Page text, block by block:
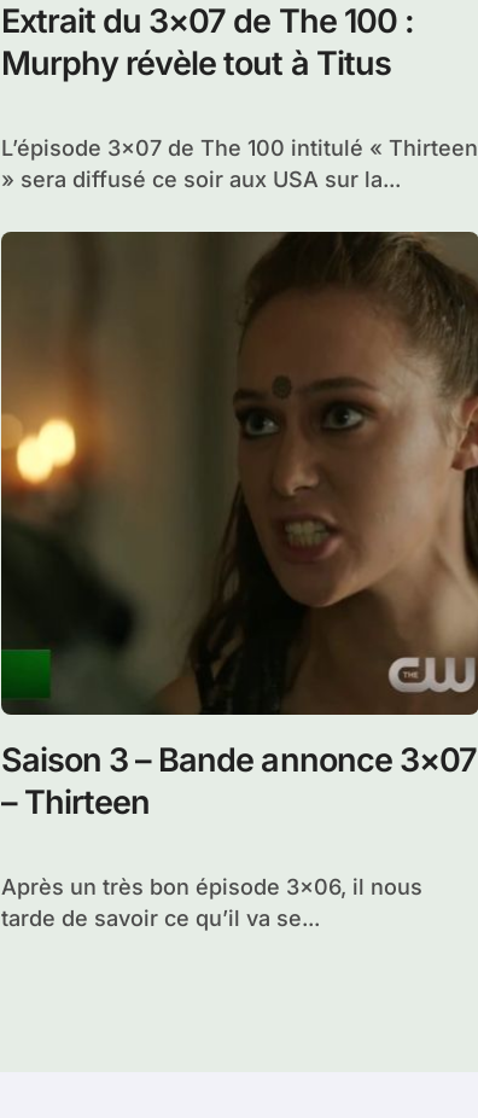
Extrait du 3×07 de The 100 :
Murphy révèle tout à Titus
L’épisode 3×07 de The 100 intitulé « Thirteen
» sera diffusé ce soir aux USA sur la...
Saison 3 – Bande annonce 3×07
– Thirteen
Après un très bon épisode 3×06, il nous
tarde de savoir ce qu’il va se...